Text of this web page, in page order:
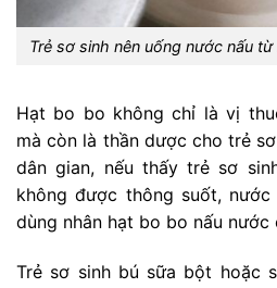
Trẻ sơ sinh nên uống nước nấu
Hạt bo bo không chỉ là vị
mà còn là thần dược cho trẻ
dân gian, nếu thấy trẻ sơ
không được thông suốt,
dùng nhân hạt bo bo nấu nước
Trẻ sơ sinh bú sữa bột hoặc